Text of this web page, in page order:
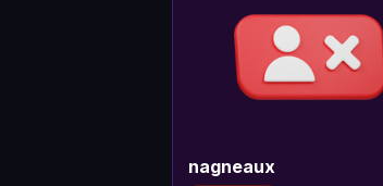
nagneaux